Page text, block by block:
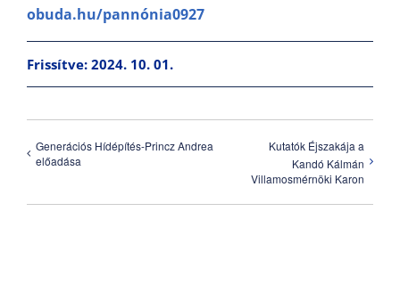
obuda.hu/pannónia0927
Frissítve: 2024. 10. 01.
Generációs Hídépítés-Princz Andrea
előadása
Kutatók Éjszakája a
Kandó Kálmán
Villamosmérnöki Karon